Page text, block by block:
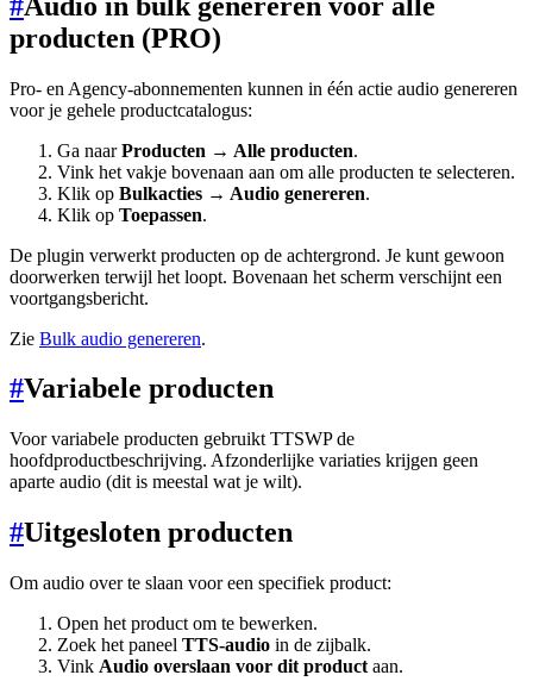
producten (PRO)
Pro- en Agency-abonnementen kunnen in één actie audio genereren
voor je gehele productcatalogus:
Ga naarProducten → Alle producten.
Vink het vakje bovenaan aan om alle producten te selecteren.
Klik op Bulkacties → Audio genereren.
Klik op Toepassen.
De plugin verwerkt producten op de achtergrond. Je kunt gewoon
doorwerken terwijl het loopt. Bovenaan het scherm verschijnt een
voortgangsbericht.
Zie Bulk audio genereren.
#Variabele producten
Voor variabele producten gebruikt TTSWP de
hoofdproductbeschrijving. Afzonderlijke variaties krijgen geen
aparte audio (dit is meestal wat je wilt).
#Uitgesloten producten
Om audio over te slaan voor een specifiek product:
Open het product om te bewerken.
Zoek het paneel TTS-audio in de zijbalk.
Vink Audio overslaan voor dit product aan.